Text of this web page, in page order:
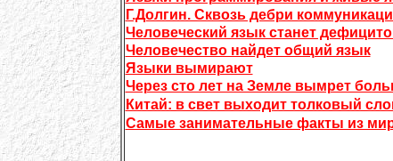
Г.Долгин. Сквозь дебри
Человеческий язык станет
Человечество найдет общий язык
Языки вымирают
Через сто лет на Земле вымрет
Китай: в свет выходит толковый
Самые занимательные факты из